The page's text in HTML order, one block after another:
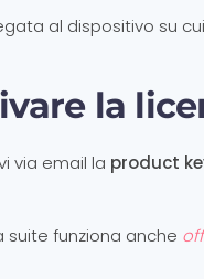
al dispositivo su
la
via email la product
funziona anche